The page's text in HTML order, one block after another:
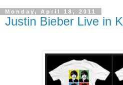
Monday, April 18, 2011
Justin Bieber Live in